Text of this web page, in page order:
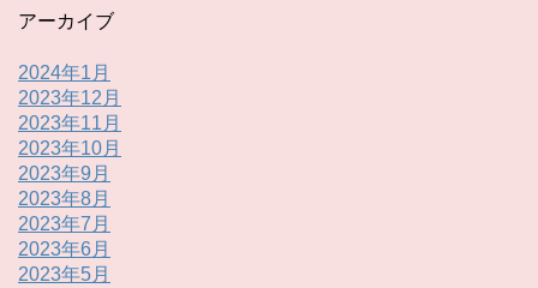
アーカイブ
2024年1月
2023年12月
2023年11月
2023年10月
2023年9月
2023年8月
2023年7月
2023年6月
2023年5月